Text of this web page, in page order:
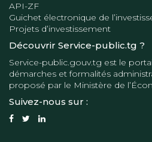
API-ZF
Guichet électronique de
Projets d’investissement
Découvrir Service-public.tg ?
Service-public.gouv.tg est le
démarches et formalités
proposé par le Ministère de
Suivez-nous sur :